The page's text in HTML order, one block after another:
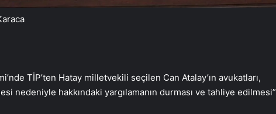
TİP’ten Hatay milletvekili seçilen Can Atalay’ın avukatları,
nedeniyle hakkındaki yargılamanın durması ve tahliye edilmesi”